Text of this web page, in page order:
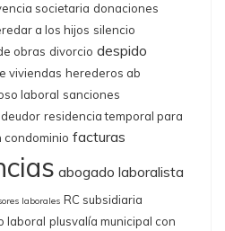
societaria donaciones
a los hijos silencio
obras divorcio despido
viviendas herederos ab
laboral sanciones
residencia temporal para
condominio facturas
abogado laboralista
laborales RC subsidiaria
laboral plusvalía municipal con